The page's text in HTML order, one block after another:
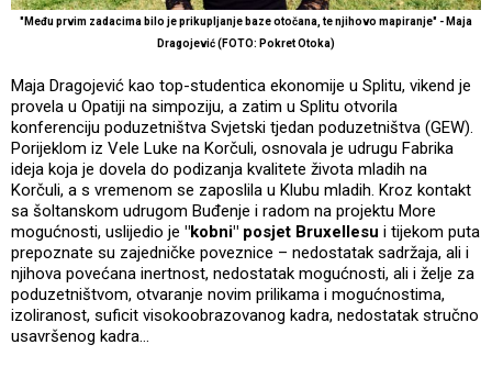
"Među prvim zadacima bilo je prikupljanje baze otočana, te njihovo mapiranje" - Maja
Dragojević (FOTO: Pokret Otoka)
Maja Dragojević kao top-studentica ekonomije u Splitu, vikend je
provela u Opatiji na simpoziju, a zatim u Splitu otvorila
konferenciju poduzetništva Svjetski tjedan poduzetništva (GEW).
Porijeklom iz Vele Luke na Korčuli, osnovala je udrugu Fabrika
ideja koja je dovela do podizanja kvalitete života mladih na
Korčuli, a s vremenom se zaposlila u Klubu mladih. Kroz kontakt
sa šoltanskom udrugom Buđenje i radom na projektu More
mogućnosti, uslijedio je "kobni" posjet Bruxellesu i tijekom puta
prepoznate su zajedničke poveznice – nedostatak sadržaja, ali i
njihova povećana inertnost, nedostatak mogućnosti, ali i želje za
poduzetništvom, otvaranje novim prilikama i mogućnostima,
izoliranost, suficit visokoobrazovanog kadra, nedostatak stručno
usavršenog kadra...